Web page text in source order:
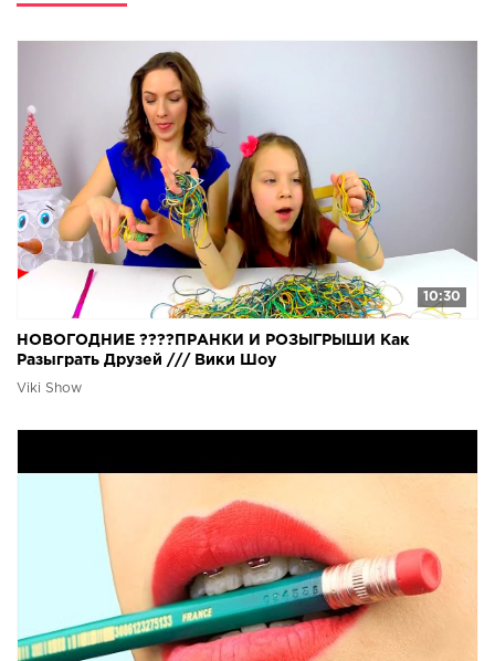
10:30
НОВОГОДНИЕ ????ПРАНКИ И РОЗЫГРЫШИ Как
Разыграть Друзей /// Вики Шоу
Viki Show